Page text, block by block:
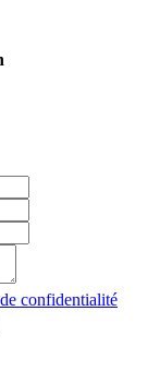
confidentialité